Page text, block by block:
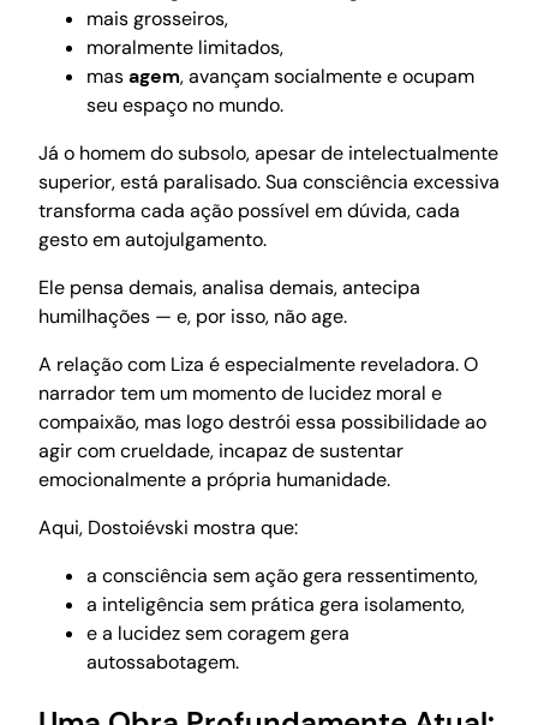
mais grosseiros,
moralmente limitados,
masagem, avançam socialmente e ocupam
seu espaço no mundo.
Já o homem do subsolo, apesar de intelectualmente
superior, está paralisado. Sua consciência excessiva
transforma cada ação possível em dúvida, cada
gesto em autojulgamento.
Ele pensa demais, analisa demais, antecipa
humilhações — e, por isso, não age.
A relação com Liza é especialmente reveladora. O
narrador tem um momento de lucidez moral e
compaixão, mas logo destrói essa possibilidade ao
agir com crueldade, incapaz de sustentar
emocionalmente a própria humanidade.
Aqui, Dostoiévski mostra que:
a consciência sem ação gera ressentimento,
a inteligência sem prática gera isolamento,
e a lucidez sem coragem gera
autossabotagem.